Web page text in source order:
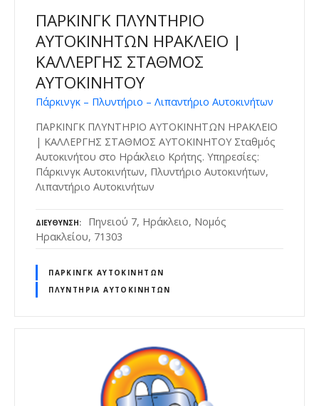
ΠΑΡΚΙΝΓΚ ΠΛΥΝΤΗΡΙΟ
ΑΥΤΟΚΙΝΗΤΩΝ ΗΡΑΚΛΕΙΟ |
ΚΑΛΛΕΡΓΗΣ ΣΤΑΘΜΟΣ
ΑΥΤΟΚΙΝΗΤΟΥ
Πάρκινγκ – Πλυντήριο – Λιπαντήριο Αυτοκινήτων
ΠΑΡΚΙΝΓΚ ΠΛΥΝΤΗΡΙΟ ΑΥΤΟΚΙΝΗΤΩΝ ΗΡΑΚΛΕΙΟ
| ΚΑΛΛΕΡΓΗΣ ΣΤΑΘΜΟΣ ΑΥΤΟΚΙΝΗΤΟΥ Σταθμός
Αυτοκινήτου στο Ηράκλειο Κρήτης. Υπηρεσίες:
Πάρκινγκ Αυτοκινήτων, Πλυντήριο Αυτοκινήτων,
Λιπαντήριο Αυτοκινήτων
ΔΙΕΎΘΥΝΣΗ
Πηνειού 7, Ηράκλειο, Νομός
Ηρακλείου, 71303
ΠΆΡΚΙΝΓΚ ΑΥΤΟΚΙΝΉΤΩΝ
ΠΛΥΝΤΉΡΙΑ ΑΥΤΟΚΙΝΉΤΩΝ